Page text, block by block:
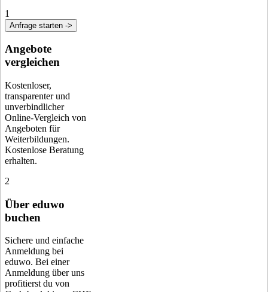
1
Anfrage starten ->
Angebote
vergleichen
Kostenloser,
transparenter und
unverbindlicher
Online-Vergleich von
Angeboten für
Weiterbildungen.
Kostenlose Beratung
erhalten.
2
Über eduwo
buchen
Sichere und einfache
Anmeldung bei
eduwo. Bei einer
Anmeldung über uns
profitierst du von